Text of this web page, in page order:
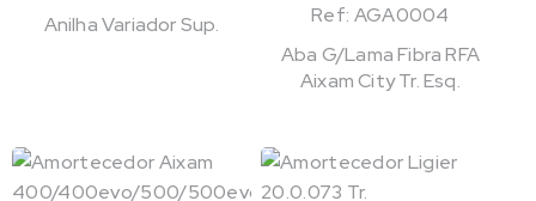
Anilha Variador Sup.
Ref: AGA0004
Aba G/Lama Fibra RFA
Aixam City Tr. Esq.